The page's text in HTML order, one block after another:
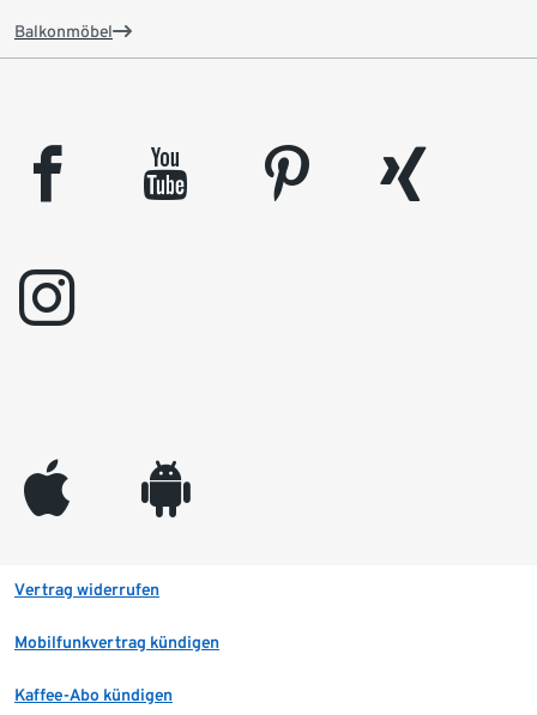
Balkonmöbel
facebook youtube pinterest
xing
instagram
appleinc android
Vertrag widerrufen
Mobilfunkvertrag kündigen
Kaffee-Abo kündigen